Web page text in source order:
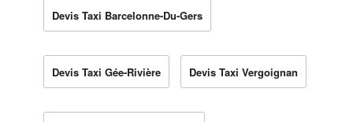
Devis Taxi Barcelonne-Du-Gers
Devis Taxi Gée-Rivière Devis Taxi Vergoignan